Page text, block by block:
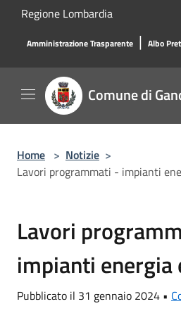
Salta al contenuto principale
Regione Lombardia
Amministrazione Trasparente | Albo
Comune di
Home > Notizie >
Lavori programmati - impianti
Lavori
impianti
Pubblicato il 31 gennaio 2024 •